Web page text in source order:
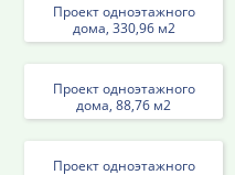
Проект одноэтажного
дома, 330,96 м2
Проект одноэтажного
дома, 88,76 м2
Проект одноэтажного